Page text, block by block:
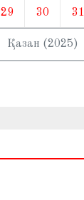
Қазан (2025)
29 30 31